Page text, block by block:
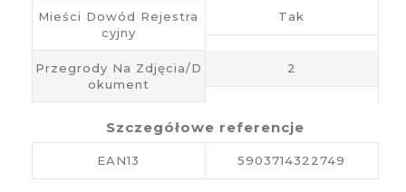
Mieści Dowód Rejestra
Cyjny
Tak
Przegrody Na Zdjęcia/d
Okument
2
Szczegółowe referencje
EAN13 5903714322749